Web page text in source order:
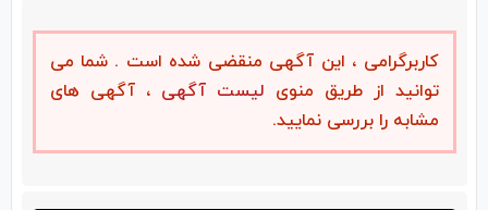
کاربرگرامی ، این آگهی منقضی شده است . شما می
توانید از طریق منوی لیست آگهی، آگهی های
مشابه را بررسی نمایید.